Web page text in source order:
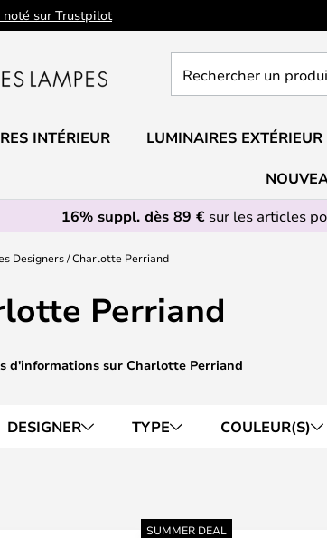
noté sur Trustpilot
un
catégorie...
INTÉRIEUR LUMINAIRES EXTÉRIEUR
16% suppl. dès 89 €sur les articles
Designers Charlotte Perriand
Perriand
d'informations sur Charlotte Perriand
DESIGNER TYPE COULEUR(S)
SUMMER DEAL